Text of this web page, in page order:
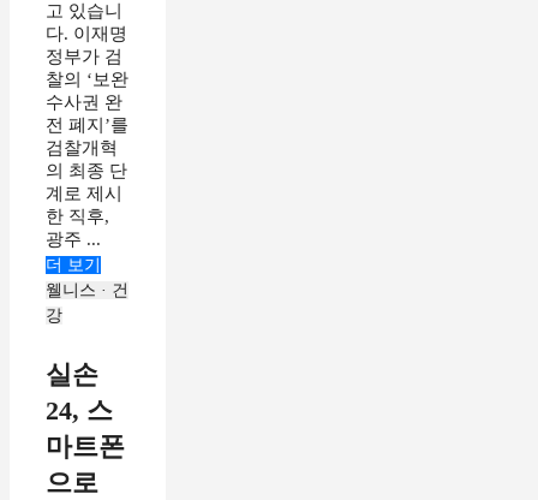
고 있습니
다. 이재명
정부가 검
찰의 ‘보완
수사권 완
전 폐지’를
검찰개혁
의 최종 단
계로 제시
한 직후,
광주 ...
더 보기
웰니스 · 건
강
실손
24, 스
마트폰
으로